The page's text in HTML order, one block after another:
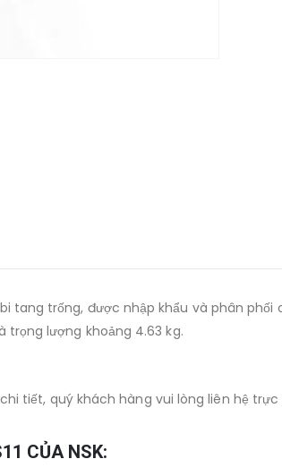
tang trống, được nhập khẩu và phân
trọng lượng khoảng 4.63 kg.
tiết, quý khách hàng vui lòng liên hệ
CỦA NSK: